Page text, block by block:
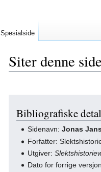
Siter denne
navigering
søk
Bibliografiske
Sidenavn:Jonas
Forfatter:
Utgiver:
Dato for forrige
Spesialside